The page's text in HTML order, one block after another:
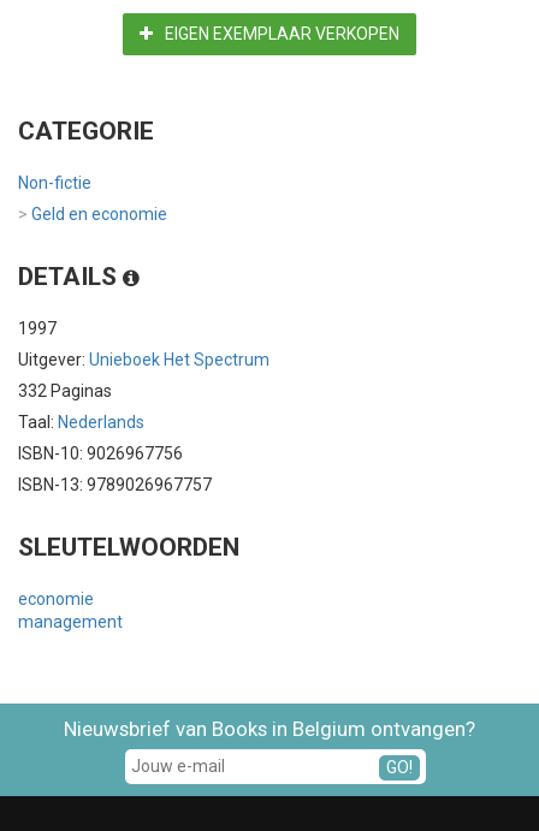
EIGEN EXEMPLAAR VERKOPEN
CATEGORIE
Non-fictie
> Geld en economie
DETAILS
1997
Uitgever: Unieboek Het Spectrum
332 Paginas
Taal: Nederlands
ISBN-10: 9026967756
ISBN-13: 9789026967757
SLEUTELWOORDEN
economie
management
Nieuwsbrief van Books in Belgium ontvangen?
GO!